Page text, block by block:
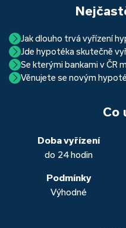
Jak dlouho trvá vyřízení
Hypotéka se dá zvládnout
uzavření trvá okolo 2
schvalovací proces na
to. Přesvědčte se sami.
Jde hypotéka skutečně
Ano, skutečně jde. Díky
používáme, již do banky při
Se kterými bankami v ČR
Nejvíce proklientská je
běžných účtů a rozhraním s
banka, Moneta a
Věnujete se novým
vašich aktuálních úvěrů na
obou případech najdou
Co
Doba vyřízení
do 24 hodin
Podmínky
Výhodné